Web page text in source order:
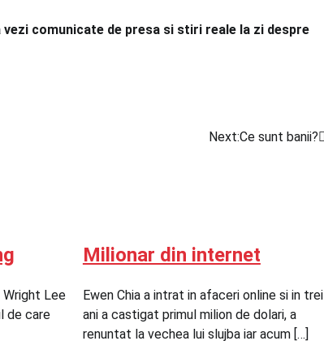
comunicate de presa si stiri reale la zi despre
Next:Ce sunt banii?
Wright Lee
de care
Milionar din internet
Ewen Chia a intrat in afaceri online si in trei
ani a castigat primul milion de dolari, a
renuntat la vechea lui slujba iar acum […]